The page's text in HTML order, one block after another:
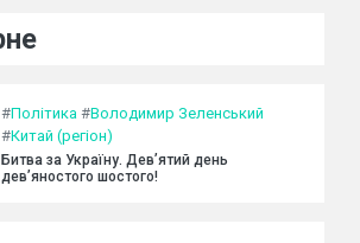
#Політика #Володимир Зеленський
#Китай (регіон)
Битва за Україну. Дев’ятий день
дев’яностого шостого!